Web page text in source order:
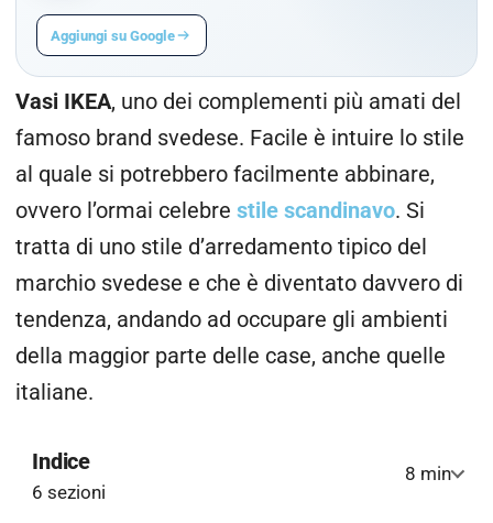
Aggiungi su Google
Vasi IKEA, uno dei complementi più amati del
famoso brand svedese. Facile è intuire lo stile
al quale si potrebbero facilmente abbinare,
ovvero l’ormai celebre stile scandinavo. Si
tratta di uno stile d’arredamento tipico del
marchio svedese e che è diventato davvero di
tendenza, andando ad occupare gli ambienti
della maggior parte delle case, anche quelle
italiane.
Indice
6 sezioni
8 min